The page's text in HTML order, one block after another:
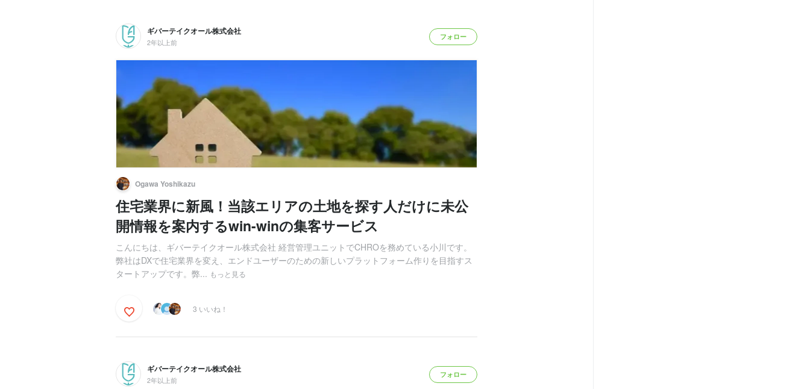
ギバーテイクオール株式会社
2年以上前
フォロー
Ogawa Yoshikazu
住宅業界に新風！当該エリアの土地を探す人だけに未公
開情報を案内するwin-winの集客サービス
こんにちは、ギバーテイクオール株式会社 経営管理ユニットでCHROを務めている小川です。
弊社はDXで住宅業界を変え、エンドユーザーのための新しいプラットフォーム作りを目指すス
タートアップです。弊... もっと見る
3 いいね！
ギバーテイクオール株式会社
2年以上前
フォロー